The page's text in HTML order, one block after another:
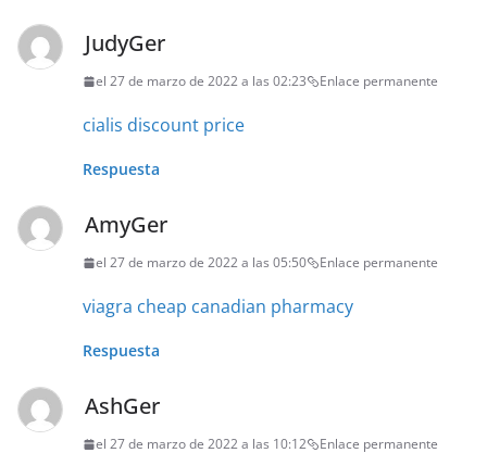
JudyGer
el 27 de marzo de 2022 a las 02:23 Enlace permanente
cialis discount price
Respuesta
AmyGer
el 27 de marzo de 2022 a las 05:50 Enlace permanente
viagra cheap canadian pharmacy
Respuesta
AshGer
el 27 de marzo de 2022 a las 10:12 Enlace permanente